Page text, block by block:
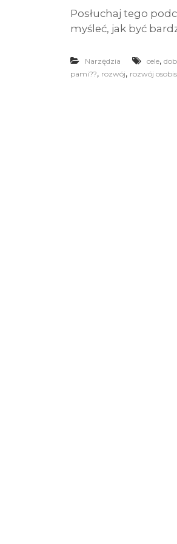
Posłuchaj tego
myśleć, jak być
Narzędzia cele,
pami??, rozwój, rozwój